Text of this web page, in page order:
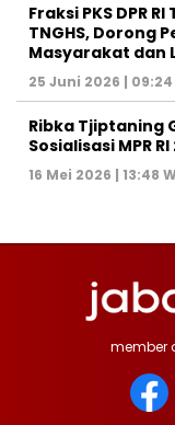
‎Fraksi PKS DPR
TNGHS, Dorong
Masyarakat dan
25 Juni 2026 | 09:24
Ribka Tjiptaning
Sosialisasi MPR
16 Mei 2026 | 13:48
member